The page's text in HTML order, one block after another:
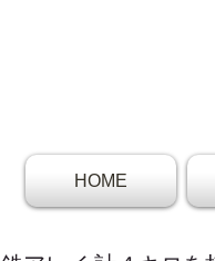
HOME